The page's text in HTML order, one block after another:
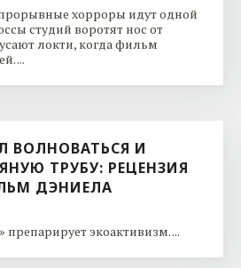
хорроры идут одной
студий воротят нос от
локти, когда фильм
...
ВОЛНОВАТЬСЯ И
ТРУБУ: РЕЦЕНЗИЯ
ДЭНИЕЛА
экоактивизм. ...